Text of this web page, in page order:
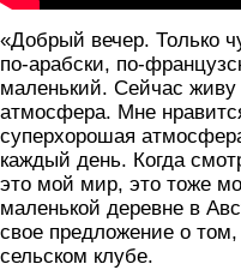
«Добрый вечер. Только
по-арабски, по-
маленький. Сейчас
атмосфера. Мне
суперхорошая
каждый день. Когда
это мой мир, это тоже
маленькой деревне в
свое предложение о
сельском клубе.